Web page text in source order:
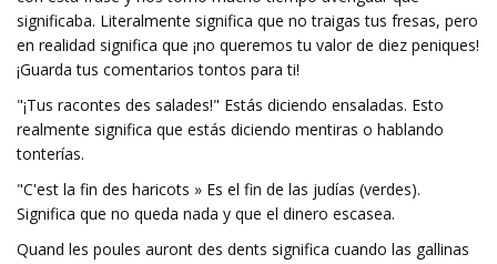
significaba. Literalmente significa que no traigas tus fresas, pero
en realidad significa que ¡no queremos tu valor de diez peniques!
¡Guarda tus comentarios tontos para ti!
"¡Tus racontes des salades!" Estás diciendo ensaladas. Esto
realmente significa que estás diciendo mentiras o hablando
tonterías.
"C'est la fin des haricots » Es el fin de las judías (verdes).
Significa que no queda nada y que el dinero escasea.
Quand les poules auront des dents significa cuando las gallinas